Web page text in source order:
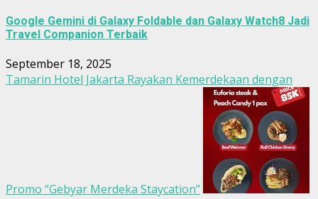
Google Gemini di Galaxy Foldable dan Galaxy Watch8 Jadi
Travel Companion Terbaik
September 18, 2025
Tamarin Hotel Jakarta Rayakan Kemerdekaan dengan
Promo “Gebyar Merdeka Staycation”